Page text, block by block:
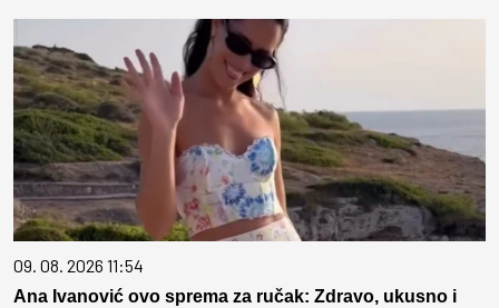
09. 08. 2026 11:54
Ana Ivanović ovo sprema za ručak: Zdravo, ukusno i